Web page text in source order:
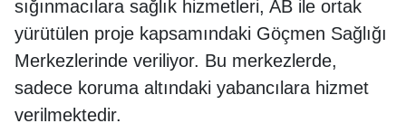
sığınmacılara sağlık hizmetleri, AB ile ortak
yürütülen proje kapsamındaki Göçmen Sağlığı
Merkezlerinde veriliyor. Bu merkezlerde,
sadece koruma altındaki yabancılara hizmet
verilmektedir.